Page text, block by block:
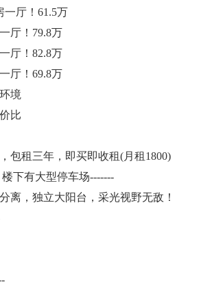
一厅！61.5万
！79.8万
！82.8万
！69.8万
境
比
包租三年，即买即收租(月租1800)
下有大型停车场-------
离，独立大阳台，采光视野无敌！